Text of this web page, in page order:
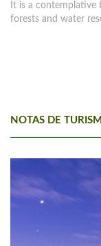
It is a contemplative
forests and water
NOTAS DE